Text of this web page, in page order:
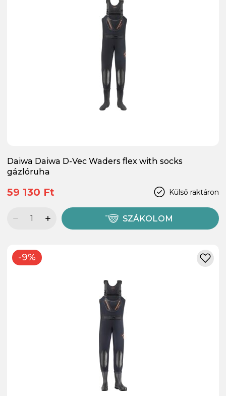
Daiwa Daiwa D-Vec Waders flex with socks
gázlóruha
Külső raktáron
59 130 Ft
SZÁKOLOM
-9%